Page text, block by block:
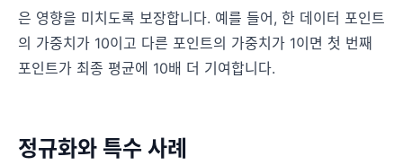
은 영향을 미치도록 보장합니다. 예를 들어, 한 데이터 포인트
의 가중치가 10이고 다른 포인트의 가중치가 1이면 첫 번째
포인트가 최종 평균에 10배 더 기여합니다.
정규화와 특수 사례